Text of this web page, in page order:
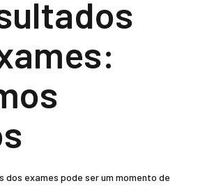
dos exames pode ser um momento de